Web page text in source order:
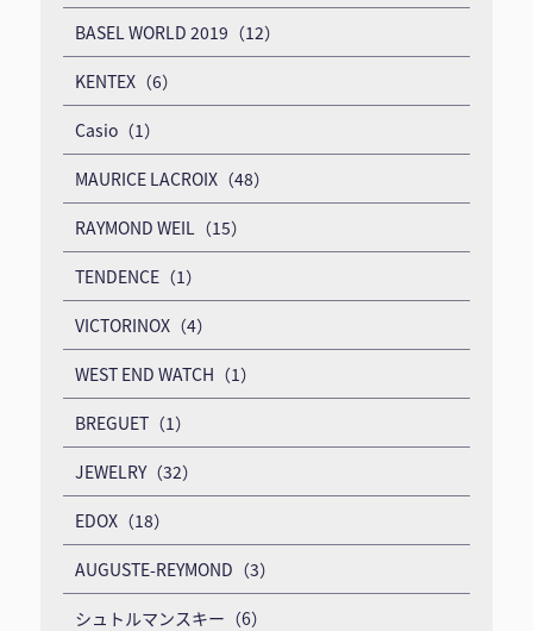
BASEL WORLD 2019（12）
KENTEX（6）
Casio（1）
MAURICE LACROIX（48）
RAYMOND WEIL（15）
TENDENCE（1）
VICTORINOX（4）
WEST END WATCH（1）
BREGUET（1）
JEWELRY（32）
EDOX（18）
AUGUSTE-REYMOND（3）
シュトルマンスキー（6）